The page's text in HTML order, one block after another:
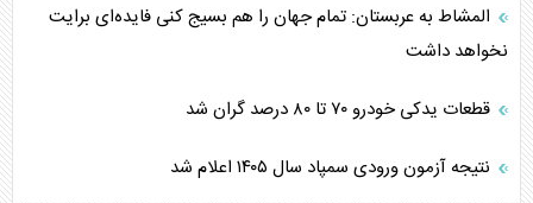
المشاط به عربستان: تمام جهان را هم بسیج کنی فایده‌ای برایت
نخواهد داشت
قطعات یدکی خودرو ۷۰ تا ۸۰ درصد گران شد
نتیجه آزمون ورودی سمپاد سال ۱۴۰۵ اعلام شد